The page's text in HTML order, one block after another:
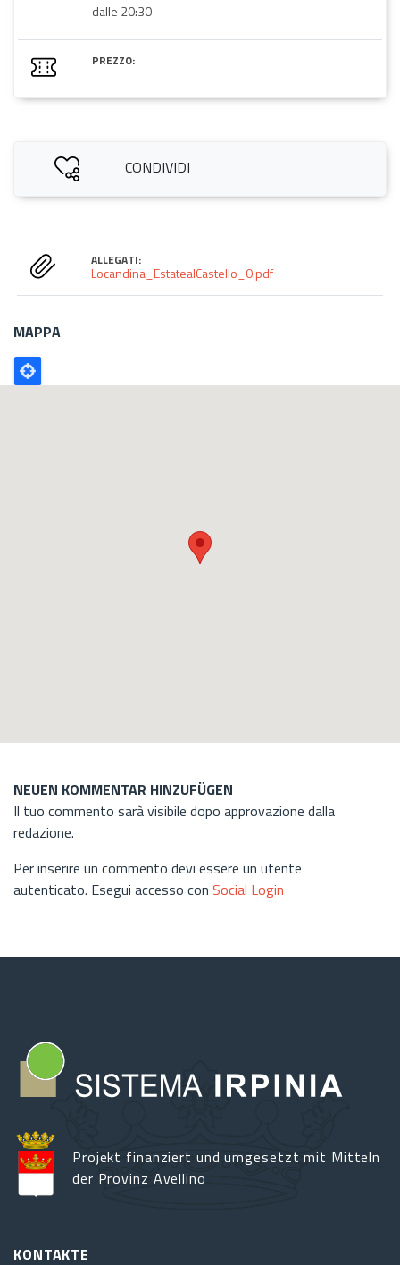
dalle 20:30
PREZZO:
CONDIVIDI
ALLEGATI:
Locandina_EstatealCastello_0.pdf
MAPPA
Poligono
GEO
NEUEN KOMMENTAR HINZUFÜGEN
Il tuo commento sarà visibile dopo approvazione dalla
redazione.
Per inserire un commento devi essere un utente
autenticato. Esegui accesso con Social Login
Projekt finanziert und umgesetzt mit Mitteln
der Provinz Avellino
KONTAKTE